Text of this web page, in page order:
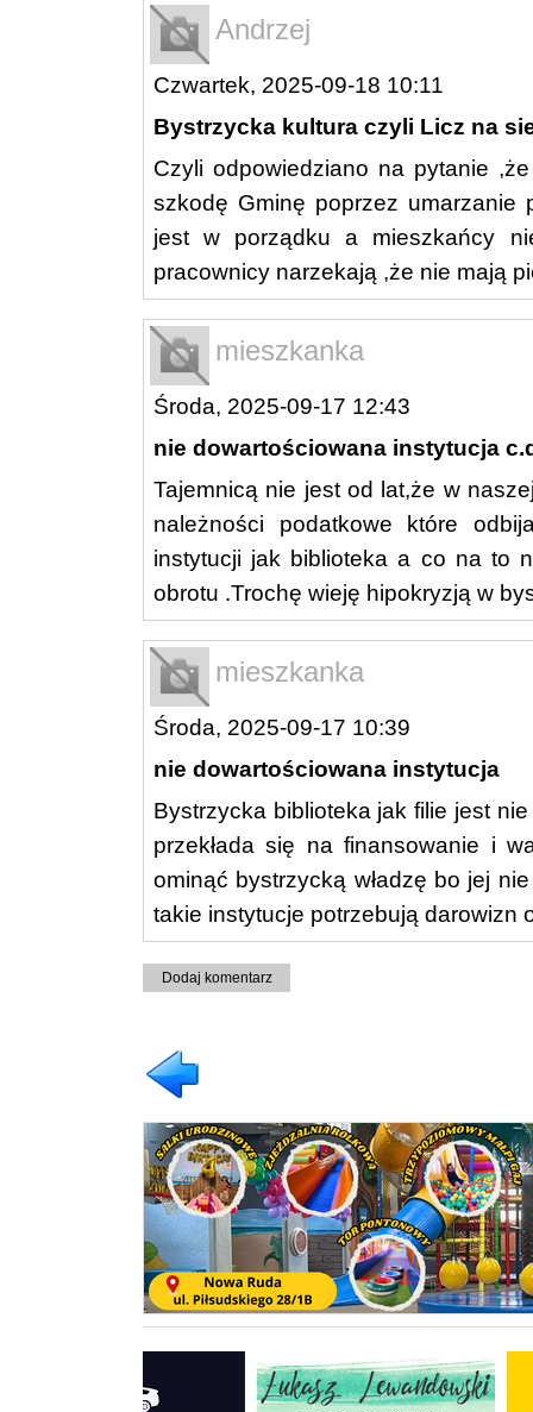
Andrzej
Czwartek, 2025-09-18 10:11
Bystrzycka kultura czyli Licz na
Czyli odpowiedziano na pytanie
szkodę Gminę poprzez
jest w porządku a mieszkańcy
pracownicy narzekają ,że nie mają
mieszkanka
Środa, 2025-09-17 12:43
nie dowartościowana instytucja
Tajemnicą nie jest od lat,że w
należności podatkowe które
instytucji jak biblioteka a co na to
obrotu .Trochę wieję hipokryzją w
mieszkanka
Środa, 2025-09-17 10:39
nie dowartościowana instytucja
Bystrzycka biblioteka jak filie jest
przekłada się na finansowanie i
ominąć bystrzycką władzę bo jej
takie instytucje potrzebują darowizn
Dodaj komentarz